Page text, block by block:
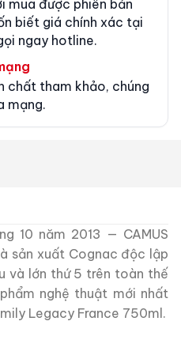
mua được phiên bản
biết giá chính xác tại
ngay hotline.
chất tham khảo, chúng
mạng.
10 năm 2013 — CAMUS
sản xuất Cognac độc lập
và lớn thứ 5 trên toàn thế
nghệ thuật mới nhất
Legacy France 750ml.